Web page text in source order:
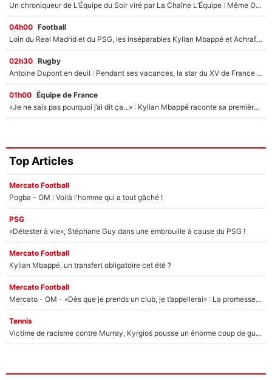
Un chroniqueur de L’Équipe du Soir viré par La Chaîne L’Équipe : Même Olivier Ménard n’avait pas pu empêcher son départ, «je l’ai appris sur Twitter, je l’ai vécu assez mal»
04h00 Football
Loin du Real Madrid et du PSG, les inséparables Kylian Mbappé et Achraf Hakimi changent d'équipe le temps d'une journée !
02h30 Rugby
Antoine Dupont en deuil : Pendant ses vacances, la star du XV de France a perdu sa grand-mère
01h00 Équipe de France
«Je ne sais pas pourquoi j’ai dit ça...» : Kylian Mbappé raconte sa première rencontre avec Zinédine Zidane (et c’est très drôle)
Top Articles
Mercato Football
Pogba - OM : Voilà l'homme qui a tout gâché !
PSG
«Détester à vie», Stéphane Guy dans une embrouille à cause du PSG !
Mercato Football
Kylian Mbappé, un transfert obligatoire cet été ?
Mercato Football
Mercato - OM - «Dès que je prends un club, je t’appellerai» : La promesse de Marcelino au moment de claquer la porte
Tennis
Victime de racisme contre Murray, Kyrgios pousse un énorme coup de gueule !